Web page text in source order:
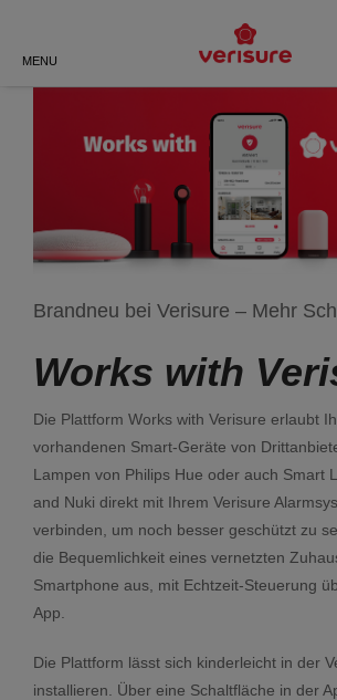
MENU
GASTRONOMIE
SONSTIGE
WOHNUNG
EINBRUCH-TRACKER
MEHR ALS NUR KAMERAS –
VERISURE
DREIFACHSCHUTZ
BEZAHLBAR
SCHOCKSENSOR
TASTATUR MIT SPRACHE
ZENTRALEINHEIT
ZEROVISION
WIFI-VISION
KAMERAS
2-IN-1
SICHERHEITSKAMERA
AUSSENKAMERA
SMARTPLUG
WORKS WITH
GESCHICHTE
DIE WERTE VON VERISURE
UNSERE STANDORTE
ZERTIFIZIERUNGEN
BLOG
SICHERHEITSRATGEBER
HILFE & KONTAKT
Brandneu bei Verisure – Mehr
Works with
Die Plattform Works with Verisure erlaubt
vorhandenen Smart-Geräte von
Lampen von Philips Hue oder auch Smart
and Nuki direkt mit Ihrem Verisure
verbinden, um noch besser geschützt zu
die Bequemlichkeit eines vernetzten
Smartphone aus, mit Echtzeit-Steuerung
App.
Die Plattform lässt sich kinderleicht in der
installieren. Über eine Schaltfläche in der